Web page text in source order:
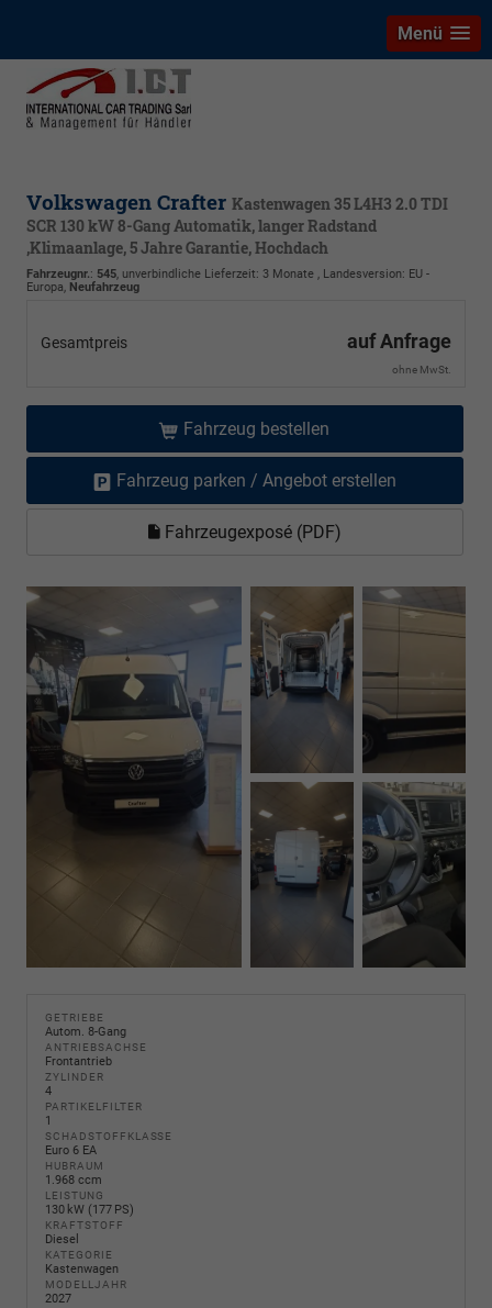
Menü
Volkswagen Crafter Kastenwagen 35 L4H3 2.0 TDI
SCR 130 kW 8-Gang Automatik, langer Radstand
,Klimaanlage, 5 Jahre Garantie, Hochdach
Fahrzeugnr.: 545, unverbindliche Lieferzeit: 3 Monate , Landesversion: EU -
Europa, Neufahrzeug
Gesamtpreis auf Anfrage
ohne MwSt.
Fahrzeug bestellen
Fahrzeug parken / Angebot erstellen
Fahrzeugexposé (PDF)
GETRIEBE
Autom. 8-Gang
ANTRIEBSACHSE
Frontantrieb
ZYLINDER
4
PARTIKELFILTER
1
SCHADSTOFFKLASSE
Euro 6 EA
HUBRAUM
1.968 ccm
LEISTUNG
130 kW (177 PS)
KRAFTSTOFF
Diesel
KATEGORIE
Kastenwagen
MODELLJAHR
2027